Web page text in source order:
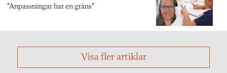
"Anpassningar har en gräns”
Visa fler artiklar